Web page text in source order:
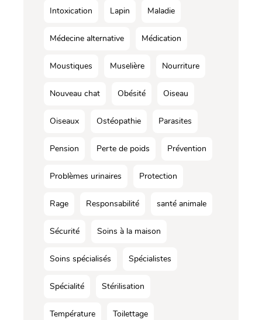
Intoxication Lapin Maladie
Médecine alternative Médication
Moustiques Muselière Nourriture
Nouveau chat Obésité Oiseau
Oiseaux Ostéopathie Parasites
Pension Perte de poids Prévention
Problèmes urinaires Protection
Rage Responsabilité santé animale
Sécurité Soins à la maison
Soins spécialisés Spécialistes
Spécialité Stérilisation
Température Toilettage